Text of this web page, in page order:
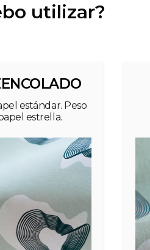
utilizar?
estándar. Peso
estrella.